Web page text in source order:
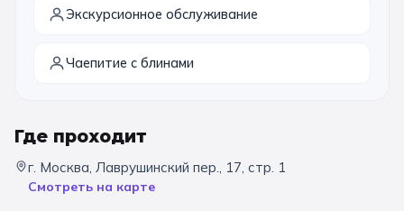
Подмосковье
Санкт-Петербург
Экскурсионное обслуживание
Чаепитие с блинами
Где проходит
г. Москва, Лаврушинский пер., 17, стр. 1
Смотреть на карте